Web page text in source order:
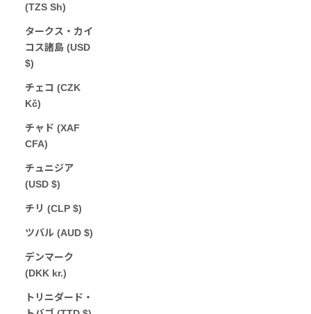
(TZS Sh)
タークス・カイ
コス諸島 (USD
$)
チェコ (CZK
Kč)
チャド (XAF
CFA)
チュニジア
(USD $)
チリ (CLP $)
ツバル (AUD $)
デンマーク
(DKK kr.)
トリニダード・